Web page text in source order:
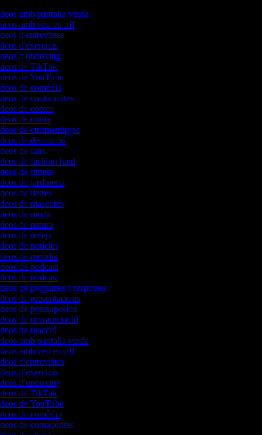
amb pantalla verda
amb veu en off
d'entrevistes
d'exercicis
d'unboxing
de TikTok
de YouTube
de comèdia
de contacontes
de cotxes
de cuina
de curtmetratges
de decoració
de fans
de fashion haul
de fitness
de jardineria
de lletres
de mascotes
de moda
de natura
de neteja
de notícies
de paròdia
de podcast
de podcast
de preguntes i respostes
de presentacions
de pressupostos
de pronunciació
de reacció
amb pantalla verda
amb veu en off
d'entrevistes
d'exercicis
d'unboxing
de TikTok
de YouTube
de comèdia
de contacontes